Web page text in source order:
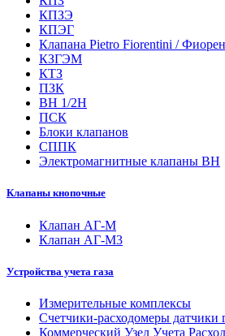
КПЗЭ
КПЭГ
Клапана Pietro Fiorentini /
КЗГЭМ
КТЗ
ПЗК
ВН 1/2Н
ПСК
Блоки клапанов
СППК
Электромагнитные клапаны ВН
Клапаны кнопочные
Клапан АГ-М
Клапан АГ-М3
Устройства учета газа
Измерительные комплексы
Счетчики-расходомеры датчики
Коммерческий Узел Учета